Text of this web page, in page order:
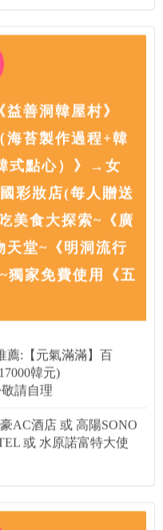
益善洞韓屋村》
苔製作過程+韓
式點心）》→女
彩妝店(每人贈送
美食大探索~《廣
堂~《明洞流行
獨家免費使用《五
薦:【元氣滿滿】百
韓元)
請自理
AC酒店 或 高陽SONO
或 水原諾富特大使